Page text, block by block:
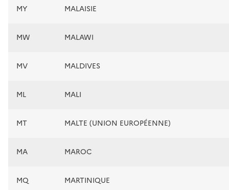
MY MALAISIE
MW MALAWI
MV MALDIVES
ML MALI
MT MALTE (UNION EUROPÉENNE)
MA MAROC
MQ MARTINIQUE